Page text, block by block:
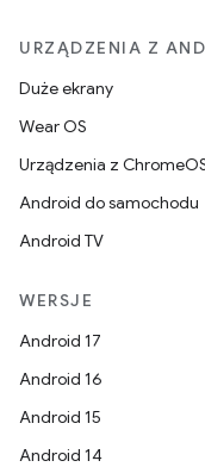
URZĄDZENIA Z
Duże ekrany
Wear OS
Urządzenia z
Android do samochodu
Android TV
WERSJE
Android 17
Android 16
Android 15
Android 14